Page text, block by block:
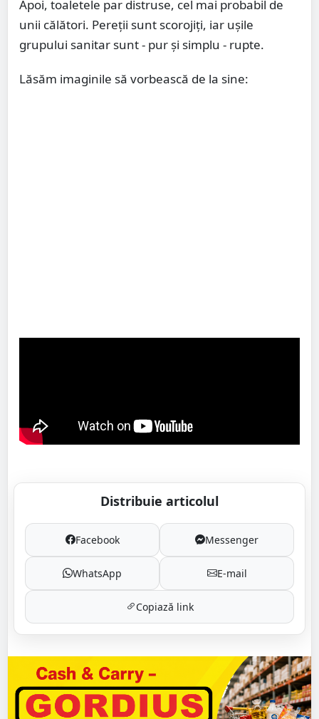
Apoi, toaletele par distruse, cel mai probabil de
unii călători. Pereții sunt scorojiți, iar ușile
grupului sanitar sunt - pur și simplu - rupte.
Lăsăm imaginile să vorbească de la sine:
Distribuie articolul
Facebook Messenger
WhatsApp E-mail
Copiază link